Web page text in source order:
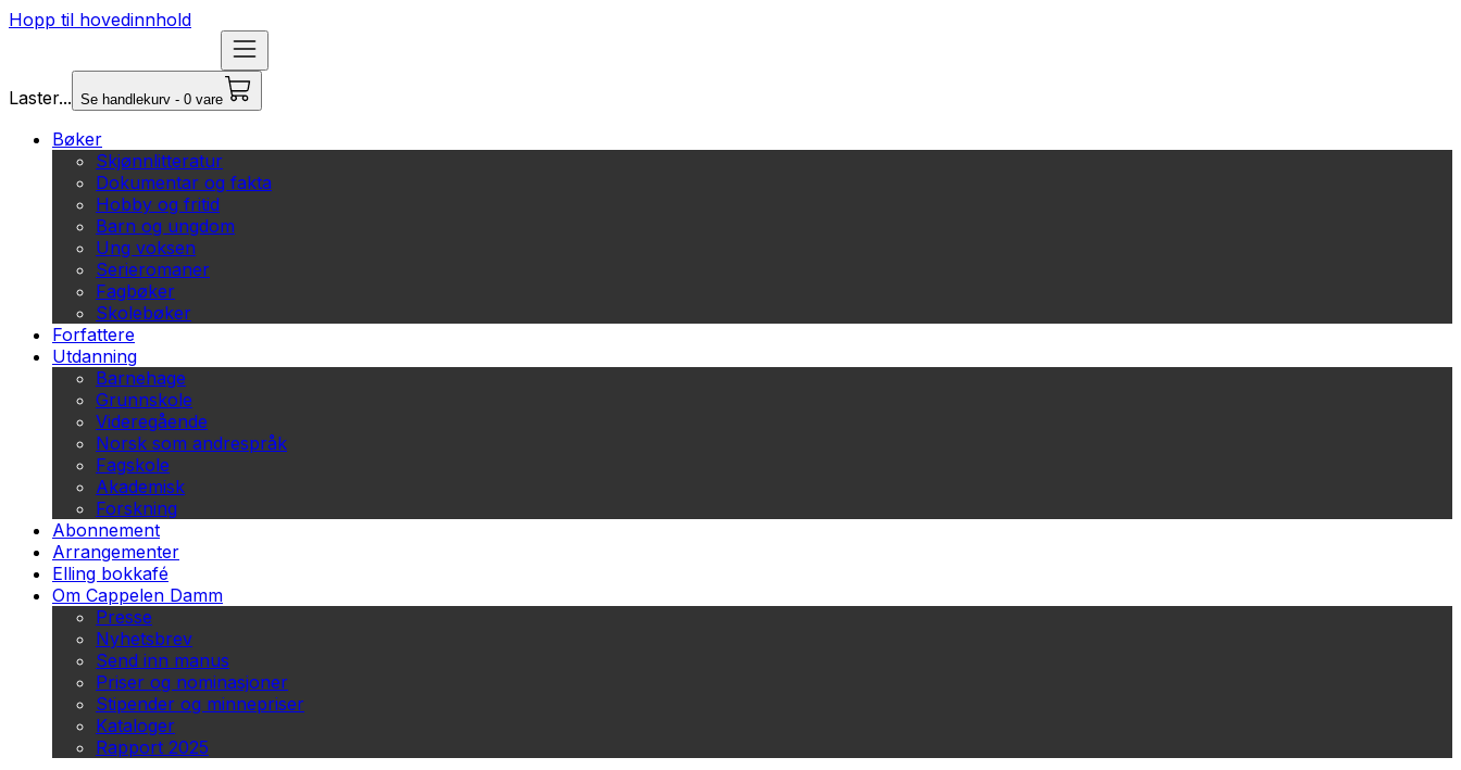
Hopp til hovedinnhold
Laster... Se handlekurv - 0 vare
Bøker
Skjønnlitteratur
Dokumentar og fakta
Hobby og fritid
Barn og ungdom
Ung voksen
Serieromaner
Fagbøker
Skolebøker
Forfattere
Utdanning
Barnehage
Grunnskole
Videregående
Norsk som andrespråk
Fagskole
Akademisk
Forskning
Abonnement
Arrangementer
Elling bokkafé
Om Cappelen Damm
Presse
Nyhetsbrev
Send inn manus
Priser og nominasjoner
Stipender og minnepriser
Kataloger
Rapport 2025